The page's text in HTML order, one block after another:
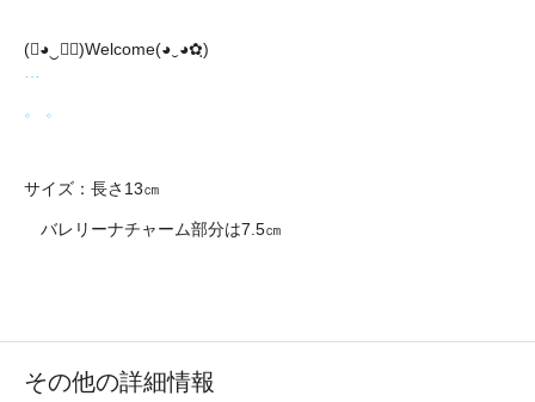
(❀◕‿◕ฺ)Welcome(◕‿◕✿ฺ)
。 。
サイズ：長さ13㎝
バレリーナチャーム部分は7.5㎝
その他の詳細情報